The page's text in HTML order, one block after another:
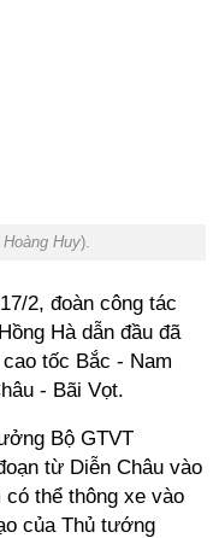
Hoàng Huy).
2, đoàn công tác
Hà dẫn đầu đã
tốc Bắc - Nam
- Bãi Vọt.
Bộ GTVT
từ Diễn Châu vào
có thể thông xe vào
của Thủ tướng